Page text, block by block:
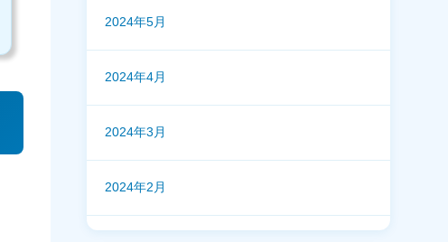
2024年5月
2024年4月
2024年3月
2024年2月